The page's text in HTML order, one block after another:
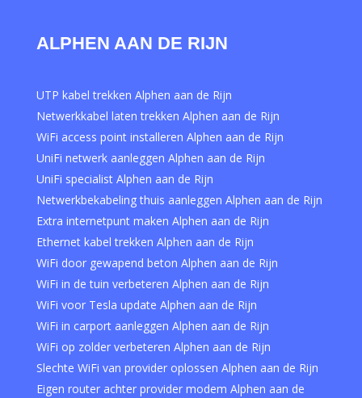
ALPHEN AAN DE RIJN
UTP kabel trekken Alphen aan de Rijn
Netwerkkabel laten trekken Alphen aan de Rijn
WiFi access point installeren Alphen aan de Rijn
UniFi netwerk aanleggen Alphen aan de Rijn
UniFi specialist Alphen aan de Rijn
Netwerkbekabeling thuis aanleggen Alphen aan de Rijn
Extra internetpunt maken Alphen aan de Rijn
Ethernet kabel trekken Alphen aan de Rijn
WiFi door gewapend beton Alphen aan de Rijn
WiFi in de tuin verbeteren Alphen aan de Rijn
WiFi voor Tesla update Alphen aan de Rijn
WiFi in carport aanleggen Alphen aan de Rijn
WiFi op zolder verbeteren Alphen aan de Rijn
Slechte WiFi van provider oplossen Alphen aan de Rijn
Eigen router achter provider modem Alphen aan de